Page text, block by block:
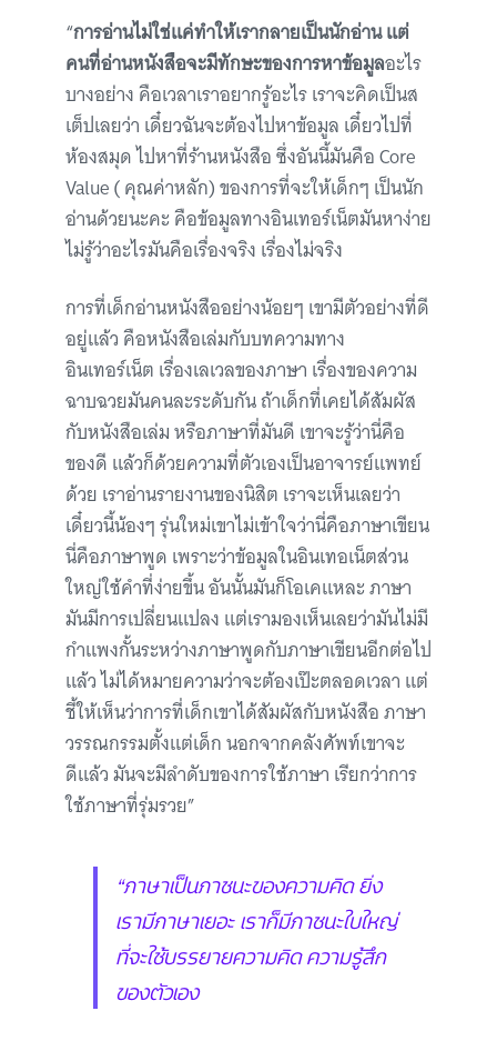
“การอ่านไม่ใช่แค่ทำให้เรากลายเป็นนักอ่าน แต่
คนที่อ่านหนังสือจะมีทักษะของการหาข้อมูลอะไร
บางอย่าง คือเวลาเราอยากรู้อะไร เราจะคิดเป็นส
เต็ปเลยว่า เดี๋ยวฉันจะต้องไปหาข้อมูล เดี๋ยวไปที่
ห้องสมุด ไปหาที่ร้านหนังสือ ซึ่งอันนี้มันคือ Core
Value ( คุณค่าหลัก) ของการที่จะให้เด็กๆ เป็นนัก
อ่านด้วยนะคะ คือข้อมูลทางอินเทอร์เน็ตมันหาง่าย
ไม่รู้ว่าอะไรมันคือเรื่องจริง เรื่องไม่จริง
การที่เด็กอ่านหนังสืออย่างน้อยๆ เขามีตัวอย่างที่ดี
อยู่แล้ว คือหนังสือเล่มกับบทความทาง
อินเทอร์เน็ต เรื่องเลเวลของภาษา เรื่องของความ
ฉาบฉวยมันคนละระดับกัน ถ้าเด็กที่เคยได้สัมผัส
กับหนังสือเล่ม หรือภาษาที่มันดี เขาจะรู้ว่านี่คือ
ของดี แล้วก็ด้วยความที่ตัวเองเป็นอาจารย์แพทย์
ด้วย เราอ่านรายงานของนิสิต เราจะเห็นเลยว่า
เดี๋ยวนี้น้องๆ รุ่นใหม่เขาไม่เข้าใจว่านี่คือภาษาเขียน
นี่คือภาษาพูด เพราะว่าข้อมูลในอินเทอเน็ตส่วน
ใหญ่ใช้คำที่ง่ายขึ้น อันนั้นมันก็โอเคแหละ ภาษา
มันมีการเปลี่ยนแปลง แต่เรามองเห็นเลยว่ามันไม่มี
กำแพงกั้นระหว่างภาษาพูดกับภาษาเขียนอีกต่อไป
แล้ว ไม่ได้หมายความว่าจะต้องเป๊ะตลอดเวลา แต่
ชี้ให้เห็นว่าการที่เด็กเขาได้สัมผัสกับหนังสือ ภาษา
วรรณกรรมตั้งแต่เด็ก นอกจากคลังศัพท์เขาจะ
ดีแล้ว มันจะมีลำดับของการใช้ภาษา เรียกว่าการ
ใช้ภาษาที่รุ่มรวย”
“ภาษาเป็นภาชนะของความคิด ยิ่ง
เรามีภาษาเยอะ เราก็มีภาชนะใบใหญ่
ที่จะใช้บรรยายความคิด ความรู้สึก
ของตัวเอง